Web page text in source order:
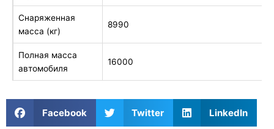
Снаряженная
масса (кг)
8990
Полная масса
автомобиля
16000
Facebook Twitter LinkedIn